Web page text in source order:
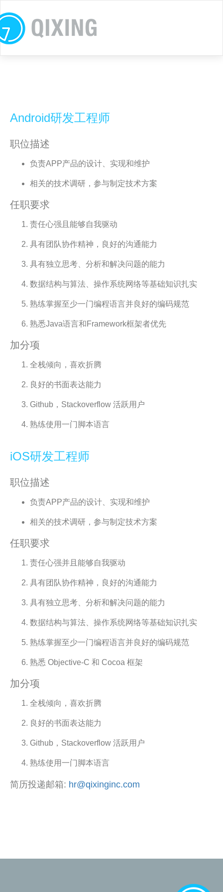
Android研发工程师
职位描述
负责APP产品的设计、实现和维护
相关的技术调研，参与制定技术方案
任职要求
责任心强且能够自我驱动
具有团队协作精神，良好的沟通能力
具有独立思考、分析和解决问题的能力
数据结构与算法、操作系统网络等基础知识扎实
熟练掌握至少一门编程语言并良好的编码规范
熟悉Java语言和Framework框架者优先
加分项
全栈倾向，喜欢折腾
良好的书面表达能力
Github，Stackoverflow 活跃用户
熟练使用一门脚本语言
iOS研发工程师
职位描述
负责APP产品的设计、实现和维护
相关的技术调研，参与制定技术方案
任职要求
责任心强并且能够自我驱动
具有团队协作精神，良好的沟通能力
具有独立思考、分析和解决问题的能力
数据结构与算法、操作系统网络等基础知识扎实
熟练掌握至少一门编程语言并良好的编码规范
熟悉 Objective-C 和 Cocoa 框架
加分项
全栈倾向，喜欢折腾
良好的书面表达能力
Github，Stackoverflow 活跃用户
熟练使用一门脚本语言
简历投递邮箱: hr@qixinginc.com